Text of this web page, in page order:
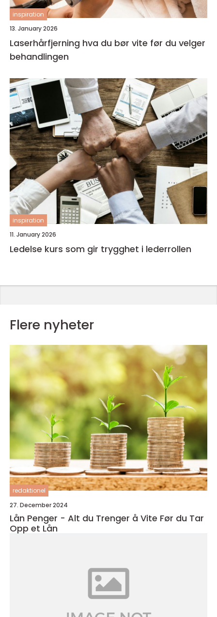
inspiration
13. January 2026
Laserhårfjerning hva du bør vite før du velger
behandlingen
inspiration
11. January 2026
Ledelse kurs som gir trygghet i lederrollen
Flere nyheter
redaktionel
27. December 2024
Lån Penger - Alt du Trenger å Vite Før du Tar
Opp et Lån